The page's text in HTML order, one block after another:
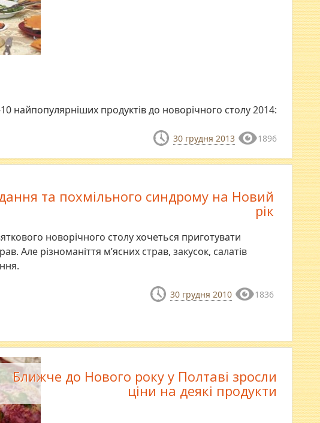
найпопулярніших продуктів до новорічного столу 2014:
30 грудня 2013 1896
та похмільного синдрому на Новий
рік
новорічного столу хочеться приготувати
Але різноманіття м’ясних страв, закусок, салатів
30 грудня 2010 1836
Ближче до Нового року у Полтаві зросли
ціни на деякі продукти